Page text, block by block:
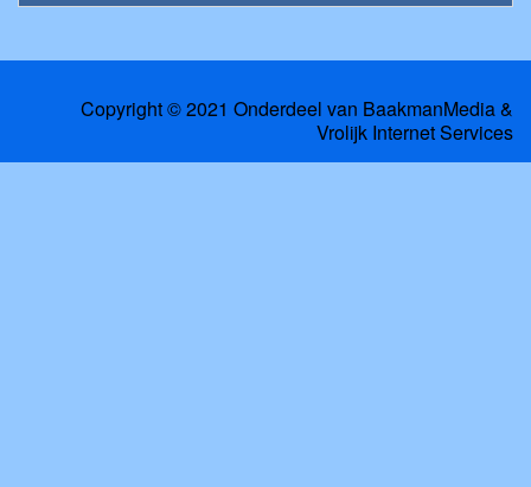
Copyright © 2021 Onderdeel van BaakmanMedia&
Vrolijk Internet Services